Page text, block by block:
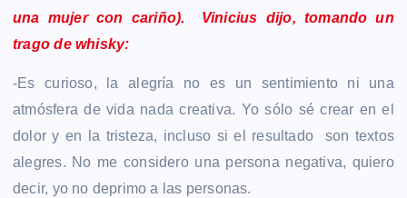
una mujer con cariño). Vinicius dijo, tomando un
trago de whisky:
-Es curioso, la alegría no es un sentimiento ni una
atmósfera de vida nada creativa. Yo sólo sé crear en el
dolor y en la tristeza, incluso si el resultado son textos
alegres. No me considero una persona negativa, quiero
decir, yo no deprimo a las personas.